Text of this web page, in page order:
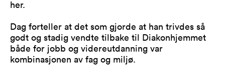
her.
Dag forteller at det som gjorde at han trivdes så
godt og stadig vendte tilbake til Diakonhjemmet
både for jobb og videreutdanning var
kombinasjonen av fag og miljø.